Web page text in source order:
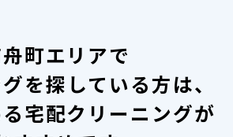
町エリアで
を探している方は、
宅配クリーニングが